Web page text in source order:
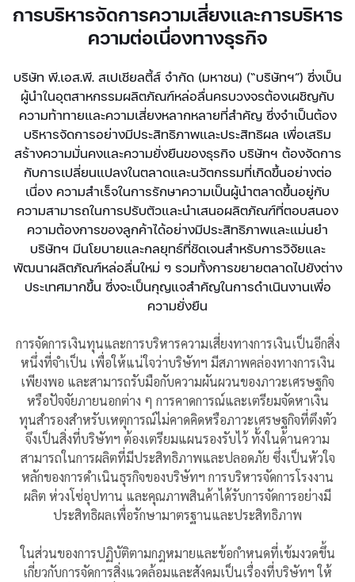
การบริหารจัดการความเสี่ยงและการบริหาร
ความต่อเนื่องทางธุรกิจ
บริษัท พี.เอส.พี. สเปเชียลตี้ส์ จำกัด (มหาชน) (“บริษัทฯ”) ซึ่งเป็น
ผู้นำในอุตสาหกรรมผลิตภัณฑ์หล่อลื่นครบวงจรต้องเผชิญกับ
ความท้าทายและความเสี่ยงหลากหลายที่สำคัญ ซึ่งจำเป็นต้อง
บริหารจัดการอย่างมีประสิทธิภาพและประสิทธิผล เพื่อเสริม
สร้างความมั่นคงและความยั่งยืนของธุรกิจ บริษัทฯ ต้องจัดการ
กับการเปลี่ยนแปลงในตลาดและนวัตกรรมที่เกิดขึ้นอย่างต่อ
เนื่อง ความสำเร็จในการรักษาความเป็นผู้นำตลาดขึ้นอยู่กับ
ความสามารถในการปรับตัวและนำเสนอผลิตภัณฑ์ที่ตอบสนอง
ความต้องการของลูกค้าได้อย่างมีประสิทธิภาพและแม่นยำ
บริษัทฯ มีนโยบายและกลยุทธ์ที่ชัดเจนสำหรับการวิจัยและ
พัฒนาผลิตภัณฑ์หล่อลื่นใหม่ ๆ รวมทั้งการขยายตลาดไปยังต่าง
ประเทศมากขึ้น ซึ่งจะเป็นกุญแจสำคัญในการดำเนินงานเพื่อ
ความยั่งยืน
การจัดการเงินทุนและการบริหารความเสี่ยงทางการเงินเป็นอีกสิ่ง
หนึ่งที่จำเป็น เพื่อให้แน่ใจว่าบริษัทฯ มีสภาพคล่องทางการเงิน
เพียงพอ และสามารถรับมือกับความผันผวนของภาวะเศรษฐกิจ
หรือปัจจัยภายนอกต่าง ๆ การคาดการณ์และเตรียมจัดหาเงิน
ทุนสำรองสำหรับเหตุการณ์ไม่คาดคิดหรือภาวะเศรษฐกิจที่ตึงตัว
จึงเป็นสิ่งที่บริษัทฯ ต้องเตรียมแผนรองรับไว้ ทั้งในด้านความ
สามารถในการผลิตที่มีประสิทธิภาพและปลอดภัย ซึ่งเป็นหัวใจ
หลักของการดำเนินธุรกิจของบริษัทฯ การบริหารจัดการโรงงาน
ผลิต ห่วงโซ่อุปทาน และคุณภาพสินค้าได้รับการจัดการอย่างมี
ประสิทธิผลเพื่อรักษามาตรฐานและประสิทธิภาพ
ในส่วนของการปฏิบัติตามกฎหมายและข้อกำหนดที่เข้มงวดขึ้น
เกี่ยวกับการจัดการสิ่งแวดล้อมและสังคมเป็นเรื่องที่บริษัทฯ ให้